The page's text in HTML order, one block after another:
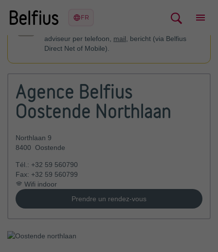
adviseur per telefoon, mail , bericht (via Belfius
Direct Net of Mobile).
Agence Belfius
Oostende Northlaan
Northlaan 9
8400
Oostende
Tél.: +32 59 560790
Fax: +32 59 560799
Wifi indoor
Prendre un rendez-vous